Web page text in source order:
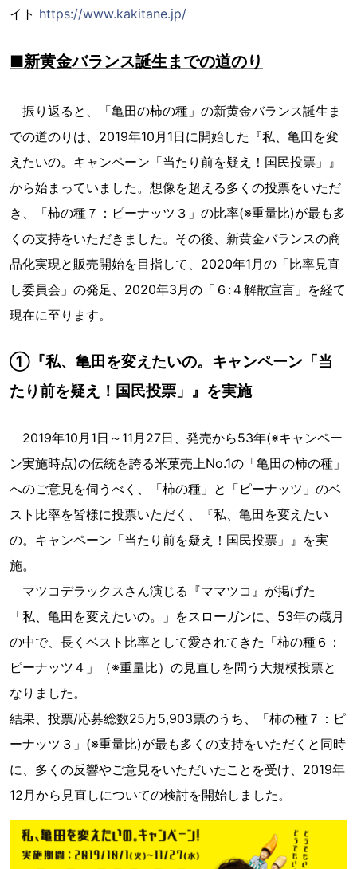
イト https://www.kakitane.jp/
■新黄金バランス誕生までの道のり
振り返ると、「亀田の柿の種」の新黄金バランス誕生ま
での道のりは、2019年10月1日に開始した『私、亀田を変
えたいの。キャンペーン「当たり前を疑え！国民投票」』
から始まっていました。想像を超える多くの投票をいただ
き、「柿の種７：ピーナッツ３」の比率(※重量比)が最も多
くの支持をいただきました。その後、新黄金バランスの商
品化実現と販売開始を目指して、2020年1月の「比率見直
し委員会」の発足、2020年3月の「６:４解散宣言」を経て
現在に至ります。
①『私、亀田を変えたいの。キャンペーン「当
たり前を疑え！国民投票」』を実施
2019年10月1日～11月27日、発売から53年(※キャンペー
ン実施時点)の伝統を誇る米菓売上No.1の「亀田の柿の種」
へのご意見を伺うべく、「柿の種」と「ピーナッツ」のベ
スト比率を皆様に投票いただく、『私、亀田を変えたい
の。キャンペーン「当たり前を疑え！国民投票」』を実
施。
マツコデラックスさん演じる『ママツコ』が掲げた
「私、亀田を変えたいの。」をスローガンに、53年の歳月
の中で、長くベスト比率として愛されてきた「柿の種６：
ピーナッツ４」（※重量比）の見直しを問う大規模投票と
なりました。
結果、投票/応募総数25万5,903票のうち、「柿の種７：ピ
ーナッツ３」(※重量比)が最も多くの支持をいただくと同時
に、多くの反響やご意見をいただいたことを受け、2019年
12月から見直しについての検討を開始しました。